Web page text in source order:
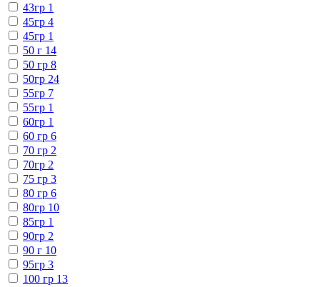
43гр 1
45гр 4
45гр 1
50 г 14
50 гр 8
50гр 24
55гр 7
55гр 1
60гр 1
60 гр 6
70 гр 2
70гр 2
75 гр 3
80 гр 6
80гр 10
85гр 1
90гр 2
90 г 10
95гр 3
100 гр 13